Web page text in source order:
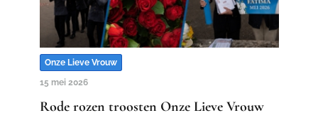
Onze Lieve Vrouw
15 mei 2026
Rode rozen troosten Onze Lieve Vrouw